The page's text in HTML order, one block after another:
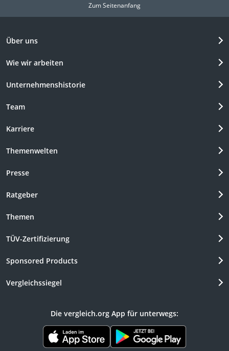
Zum Seitenanfang
Über uns
Wie wir arbeiten
Unternehmenshistorie
Team
Karriere
Themenwelten
Presse
Ratgeber
Themen
TÜV-Zertifizierung
Sponsored Products
Vergleichssiegel
Die vergleich.org App für unterwegs: